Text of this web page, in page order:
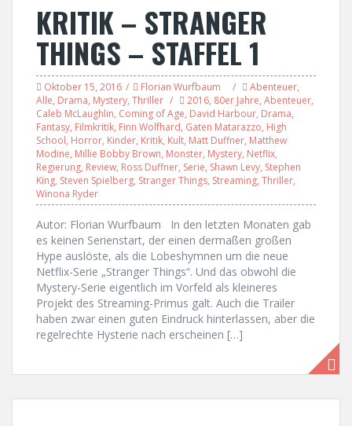
KRITIK – STRANGER
THINGS – STAFFEL 1
Oktober 15, 2016 Florian Wurfbaum Abenteuer,
Alle, Drama, Mystery, Thriller 2016, 80er Jahre, Abenteuer,
Caleb McLaughlin, Coming of Age, David Harbour, Drama,
Fantasy, Filmkritik, Finn Wolfhard, Gaten Matarazzo, High
School, Horror, Kinder, Kritik, Kult, Matt Duffner, Matthew
Modine, Millie Bobby Brown, Monster, Mystery, Netflix,
Regierung, Review, Ross Duffner, Serie, Shawn Levy, Stephen
King, Steven Spielberg, Stranger Things, Streaming, Thriller,
Winona Ryder
Autor: Florian Wurfbaum In den letzten Monaten gab
es keinen Serienstart, der einen dermaßen großen
Hype auslöste, als die Lobeshymnen um die neue
Netflix-Serie „Stranger Things“. Und das obwohl die
Mystery-Serie eigentlich im Vorfeld als kleineres
Projekt des Streaming-Primus galt. Auch die Trailer
haben zwar einen guten Eindruck hinterlassen, aber die
regelrechte Hysterie nach erscheinen […]